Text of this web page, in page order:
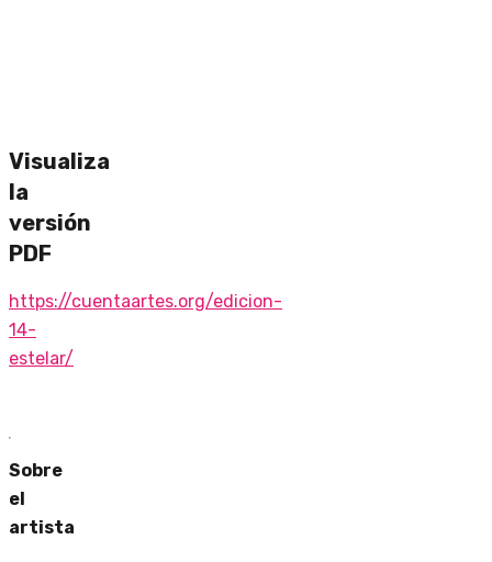
Visualiza
la
versión
PDF
https://cuentaartes.org/edicion-
14-
estelar/
Sobre
el
artista